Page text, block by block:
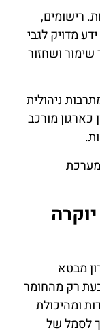
רישומים,
מדויק לגבי
ושחזור
ניהולית
מורכב
מערכת
מבטא
רק מהחומר
ומהיכולת
לסמל של